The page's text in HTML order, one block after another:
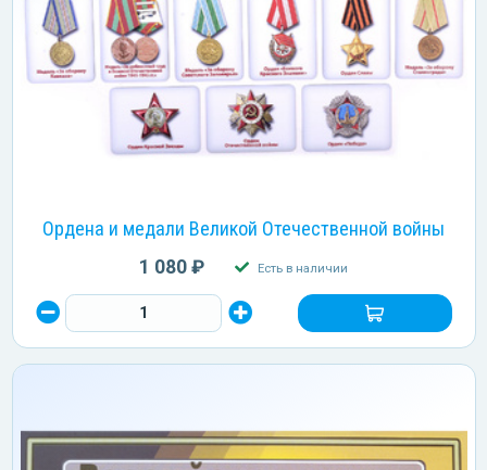
Ордена и медали Великой Отечественной войны
1 080 ₽ Есть в наличии